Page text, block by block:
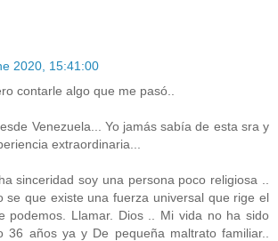
2020, 15:41:00
contarle algo que me pasó..
Venezuela... Yo jamás sabía de esta sra y
extraordinaria...
sinceridad soy una persona poco religiosa ..
se que existe una fuerza universal que rige el
podemos. Llamar. Dios .. Mi vida no ha sido
36 años ya y De pequeña maltrato familiar..